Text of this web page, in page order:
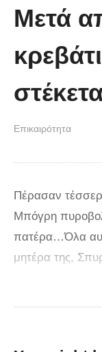
πρώτη
Μετά
Επικαιρότητα
Πέρασαν
Μπόγρη
πατέρα…Όλα
μητέρα της,
στη Λάρισα,
λίγους μήνες,